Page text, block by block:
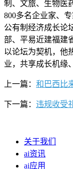
制、文旅、生物医
800多名企业家、
公有制经济成长论
部、平易近建福建
以论坛为契机，他
业，共享成长机缘
上一篇： 和巴西比
下一篇： 违规收受
关于我们
ai资讯
ai应用